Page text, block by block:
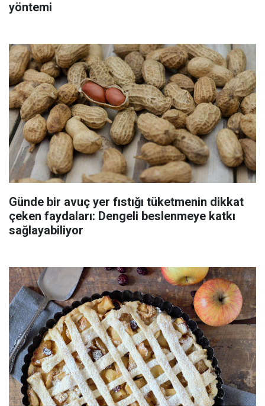
yöntemi
Günde bir avuç yer fıstığı tüketmenin dikkat
çeken faydaları: Dengeli beslenmeye katkı
sağlayabiliyor